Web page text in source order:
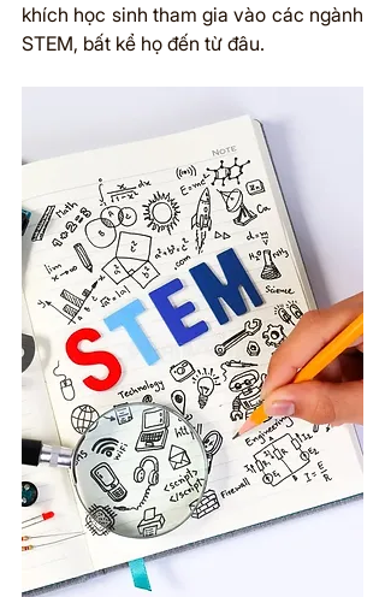
khích học sinh tham gia vào các ngành
STEM, bất kể họ đến từ đâu.